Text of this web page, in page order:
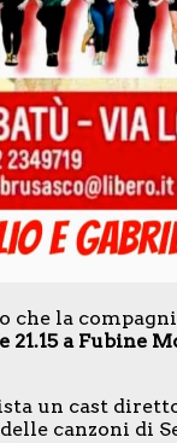
che la
21.15 a Fubine
un cast
canzoni di